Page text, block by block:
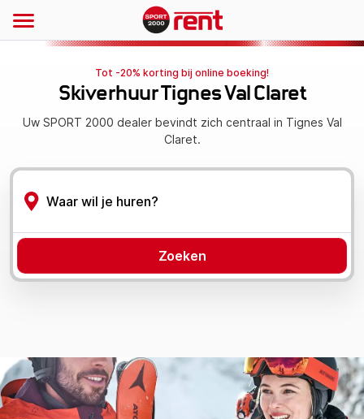
Tot -20% korting bij online boeking!
Skiverhuur Tignes Val Claret
Uw SPORT 2000 dealer bevindt zich centraal in Tignes Val
Claret.